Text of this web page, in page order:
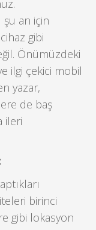
şu an için
gibi
Önümüzdeki
ilgi çekici mobil
yazar,
de baş
ileri
birinci
gibi lokasyon